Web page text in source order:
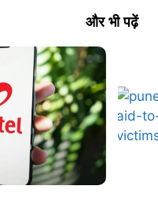
और भी पढ़ें